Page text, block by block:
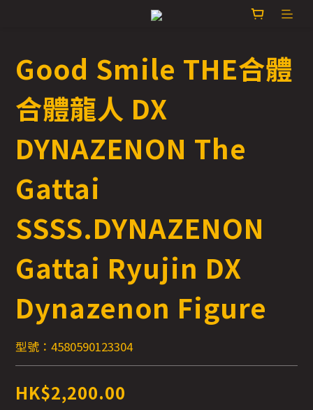
Good Smile THE合體
合體龍人 DX
DYNAZENON The
Gattai
SSSS.DYNAZENON
Gattai Ryujin DX
Dynazenon Figure
型號：4580590123304
HK$2,200.00